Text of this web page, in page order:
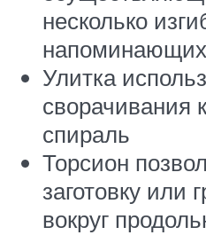
несколько
Улитка
сворачивания
спираль
Торсион
заготовку или
вокруг